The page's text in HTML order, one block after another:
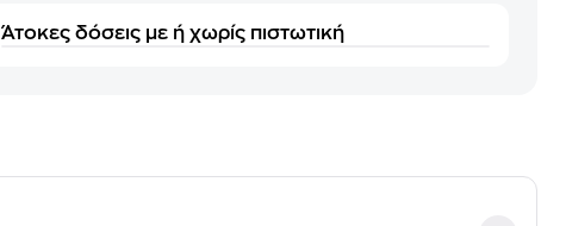
Άτοκες δόσεις με ή χωρίς πιστωτική